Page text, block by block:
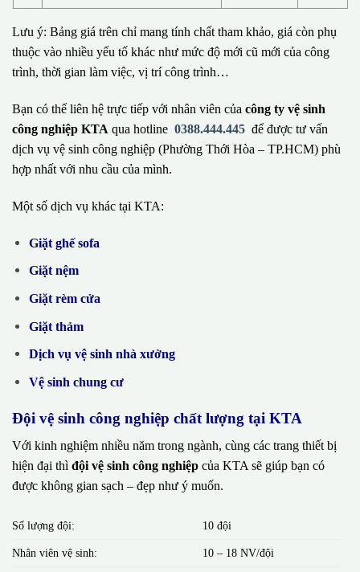
Lưu ý: Bảng giá trên chỉ mang tính chất tham khảo, giá còn phụ
thuộc vào nhiều yếu tố khác như mức độ mới cũ mới của công
trình, thời gian làm việc, vị trí công trình…
Bạn có thể liên hệ trực tiếp với nhân viên của công ty vệ sinh
công nghiệp KTA qua hotline 0388.444.445 để được tư vấn
dịch vụ vệ sinh công nghiệp (Phường Thới Hòa – TP.HCM) phù
hợp nhất với nhu cầu của mình.
Một số dịch vụ khác tại KTA:
Giặt ghế sofa
Giặt nệm
Giặt rèm cửa
Giặt thảm
Dịch vụ vệ sinh nhà xưởng
Vệ sinh chung cư
Đội vệ sinh công nghiệp chất lượng tại KTA
Với kinh nghiệm nhiều năm trong ngành, cùng các trang thiết bị
hiện đại thì đội vệ sinh công nghiệp của KTA sẽ giúp bạn có
được không gian sạch – đẹp như ý muốn.
Số lượng đội: 10 đội
Nhân viên vệ sinh: 10 – 18 NV/đội